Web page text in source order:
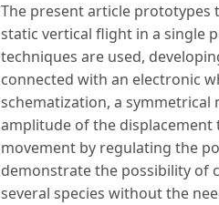
The present article
static vertical flight in a single
techniques are used,
connected with an electronic
schematization, a
amplitude of the
movement by regulating the
demonstrate the possibility of
several species without the